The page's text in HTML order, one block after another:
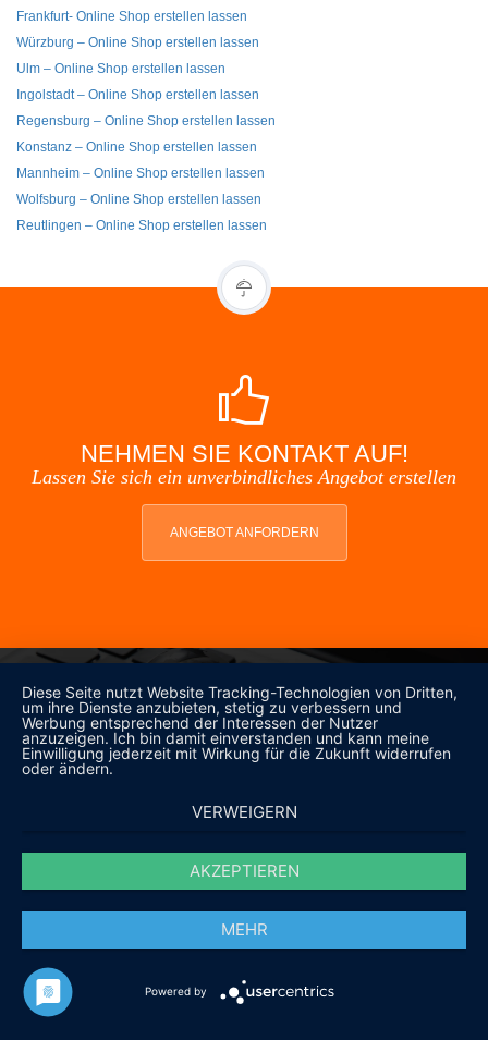
Frankfurt- Online Shop erstellen lassen
Würzburg – Online Shop erstellen lassen
Ulm – Online Shop erstellen lassen
Ingolstadt – Online Shop erstellen lassen
Regensburg – Online Shop erstellen lassen
Konstanz – Online Shop erstellen lassen
Mannheim – Online Shop erstellen lassen
Wolfsburg – Online Shop erstellen lassen
Reutlingen – Online Shop erstellen lassen
NEHMEN SIE KONTAKT AUF!
Lassen Sie sich ein unverbindliches Angebot erstellen
ANGEBOT ANFORDERN
Social Media 24/7 - bleib mit uns in Kontakt
UNTERNEHMEN
Diese Seite nutzt Website Tracking-Technologien von Dritten,
um ihre Dienste anzubieten, stetig zu verbessern und
Werbung entsprechend der Interessen der Nutzer
anzuzeigen. Ich bin damit einverstanden und kann meine
Einwilligung jederzeit mit Wirkung für die Zukunft widerrufen
oder ändern.
VERWEIGERN
AKZEPTIEREN
MEHR
Powered by